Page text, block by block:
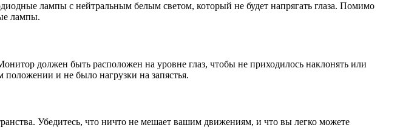
лампы с нейтральным белым светом, который не будет напрягать глаза. Помимо
лампы.
должен быть расположен на уровне глаз, чтобы не приходилось наклонять или
положении и не было нагрузки на запястья.
Убедитесь, что ничто не мешает вашим движениям, и что вы легко можете